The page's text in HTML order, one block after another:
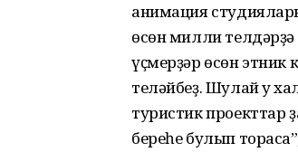
анимация
өсөн милли
үҫмерҙәр өсөн этник
теләйбеҙ. Шулай уҡ
туристик
береһе булып